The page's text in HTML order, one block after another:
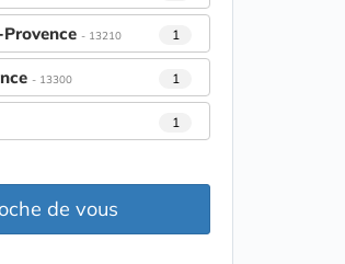
- 13210 1
- 13300 1
1
de vous